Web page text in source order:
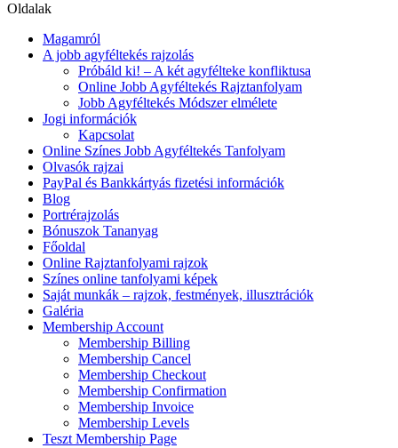
Oldalak
Magamról
A jobb agyféltekés rajzolás
Próbáld ki! – A két agyfélteke konfliktusa
Online Jobb Agyféltekés Rajztanfolyam
Jobb Agyféltekés Módszer elmélete
Jogi információk
Kapcsolat
Online Színes Jobb Agyféltekés Tanfolyam
Olvasók rajzai
PayPal és Bankkártyás fizetési információk
Blog
Portrérajzolás
Bónuszok Tananyag
Főoldal
Online Rajztanfolyami rajzok
Színes online tanfolyami képek
Saját munkák – rajzok, festmények, illusztrációk
Galéria
Membership Account
Membership Billing
Membership Cancel
Membership Checkout
Membership Confirmation
Membership Invoice
Membership Levels
Teszt Membership Page